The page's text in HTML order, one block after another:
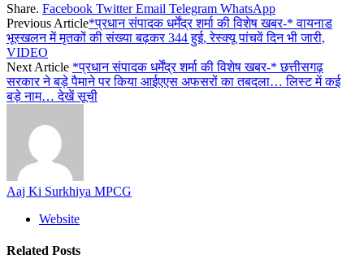
Share. Facebook Twitter Email Telegram WhatsApp
Previous Article*प्रधान संपादक धर्मेंद्र शर्मा की विशेष खबर-* वायनाड
भूस्खलन में मृतकों की संख्या बढ़कर 344 हुई, रेस्क्यू पांचवें दिन भी जारी,
VIDEO
Next Article *प्रधान संपादक धर्मेंद्र शर्मा की विशेष खबर-* छत्तीसगढ़
सरकार ने बड़े पैमाने पर किया आईएएस अफसरों का तबदला… लिस्ट में कई
बड़े नाम… देखें सूची
Aaj Ki Surkhiya MPCG
Website
Related Posts